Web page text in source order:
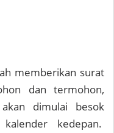
memberikan surat
dan termohon,
dimulai besok
kedepan.